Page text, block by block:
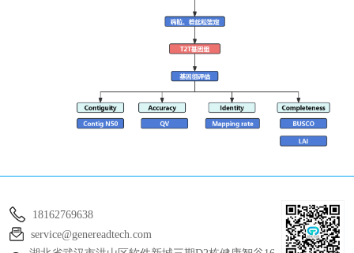
18162769638
service@genereadtech.com